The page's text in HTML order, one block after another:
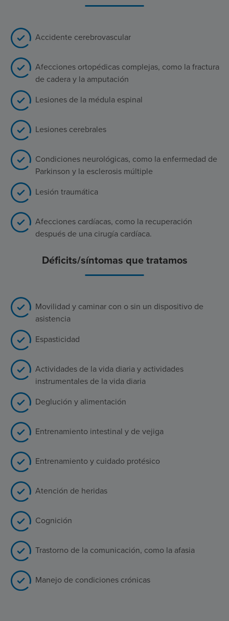
Accidente cerebrovascular
Afecciones ortopédicas complejas, como la fractura
de cadera y la amputación
Lesiones de la médula espinal
Lesiones cerebrales
Condiciones neurológicas, como la enfermedad de
Parkinson y la esclerosis múltiple
Lesión traumática
Afecciones cardíacas, como la recuperación
después de una cirugía cardíaca.
Déficits/síntomas que tratamos
Movilidad y caminar con o sin un dispositivo de
asistencia
Espasticidad
Actividades de la vida diaria y actividades
instrumentales de la vida diaria
Deglución y alimentación
Entrenamiento intestinal y de vejiga
Entrenamiento y cuidado protésico
Atención de heridas
Cognición
Trastorno de la comunicación, como la afasia
Manejo de condiciones crónicas